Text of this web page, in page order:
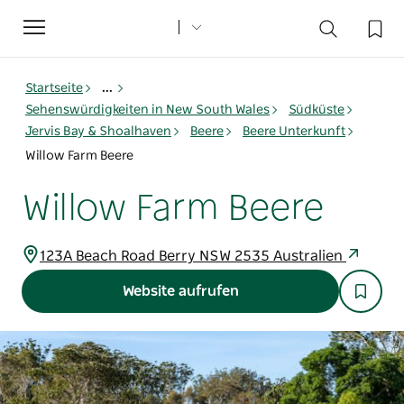
Toggle
navigation
Startseite
...
Sehenswürdigkeiten in New South Wales
Südküste
Jervis Bay & Shoalhaven
Beere
Beere Unterkunft
Willow Farm Beere
Willow Farm Beere
123A Beach Road Berry NSW 2535 Australien
Website aufrufen